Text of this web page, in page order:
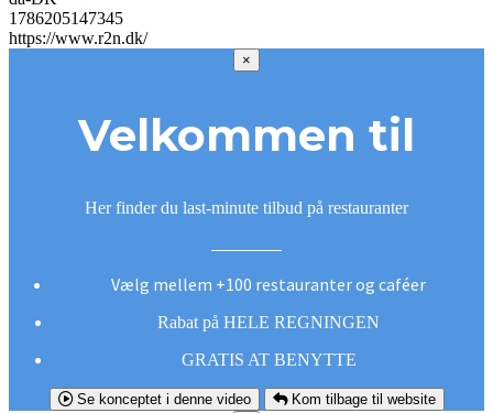
1786205147345
https://www.r2n.dk/
×
Velkommen til
Her finder du last-minute tilbud på restauranter
Vælg mellem +100 restauranter og caféer
Rabat på HELE REGNINGEN
GRATIS AT BENYTTE
Se konceptet i denne video
Kom tilbage til website